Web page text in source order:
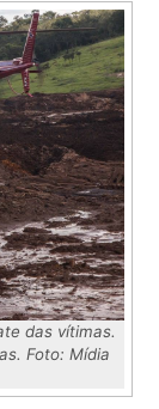
das vítimas.
Foto: Mídia